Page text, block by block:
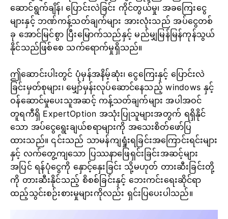
ဆောင်ရွက်ချိန်၊ ပြောင်းလဲခြင်း ကိုင်တွယ်မှု၊ အခကြေးငွေ
များနှင့် ဘဏ်ကန့်သတ်ချက်များ အားလုံးသည် အပ်ငွေတစ်
ခု အောင်မြင်စွာ ပြီးမြောက်သည်နှင့် မည်မျှမြန်မြန်ကုန်သွယ်
နိုင်သည်ဖြစ်စေ သက်ရောက်မှုရှိသည်။
ဤဆောင်းပါးတွင် ပုံမှန်အနိမ့်ဆုံး၊ ငွေကြေးနှင့် ပြောင်းလဲ
ခြင်းမှတ်စုများ၊ မျှော်မှန်းလုပ်ဆောင်နေသည့် windows နှင့်
ဝန်ဆောင်မှုပေးသူအဆင့် ကန့်သတ်ချက်များ အပါအဝင်
တူရကီရှိ ExpertOption အသုံးပြုသူများအတွက် ရရှိနိုင်
သော အပ်ငွေရွေးချယ်စရာများကို အသေးစိတ်ဖော်ပြ
ထားသည်။ ၎င်းသည် သာမန်ကျရှုံးရခြင်းအကြောင်းရင်းများ
နှင့် လက်တွေ့ကျသော ပြဿနာဖြေရှင်းခြင်းအဆင့်များ
အပြင် ရန်ပုံငွေကို နှောင့်နှေးခြင်း သို့မဟုတ် တားဆီးခြင်းတို့
ကို တားဆီးနိုင်သည့် စိစစ်ခြင်းနှင့် ဘေးကင်းရေးဆိုင်ရာ
ထည့်သွင်းစဉ်းစားမှုများကိုလည်း ရှင်းပြပေးပါသည်။